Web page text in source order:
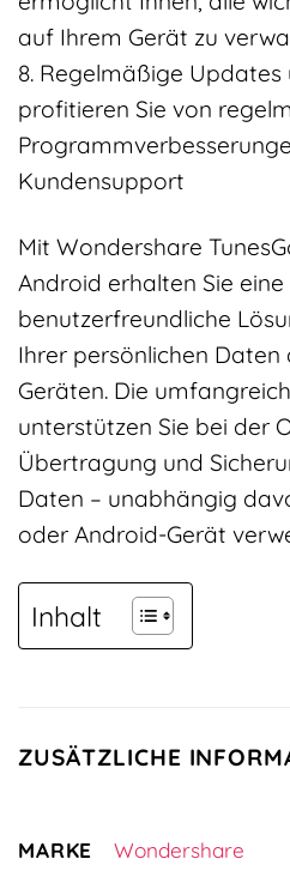
auf Ihrem Gerät zu
8. Regelmäßige
profitieren Sie von
Kundensupport
Mit Wondershare
Android erhalten Sie
benutzerfreundliche
Ihrer persönlichen
Geräten. Die
unterstützen Sie bei der
Übertragung und
Daten – unabhängig
oder Android-Gerät
Inhalt
ZUSÄTZLICHE
MARKE Wondershare